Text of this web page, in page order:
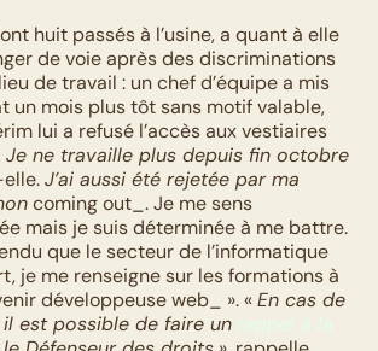
huit passés à l’usine, a quant à elle
de voie après des discriminations
de travail : un chef d’équipe a mis
un mois plus tôt sans motif valable,
lui a refusé l’accès aux vestiaires
Je ne travaille plus depuis fin octobre
J’ai aussi été rejetée par ma
coming out_. Je me sens
mais je suis déterminée à me battre.
que le secteur de l’informatique
je me renseigne sur les formations à
développeuse web_ ». « En cas de
est possible de faire un